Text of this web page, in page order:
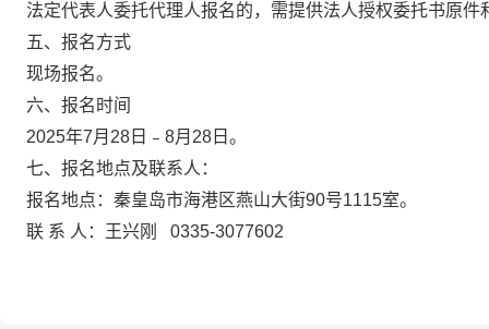
法定代表人委托代理人报名的，需提供法人授权委托书原
五、报名方式
现场报名。
六、报名时间
2025年7月28日﹣8月28日。
七、报名地点及联系人：
报名地点：秦皇岛市海港区燕山大街90号1115室。
联 系 人：王兴刚 0335-3077602